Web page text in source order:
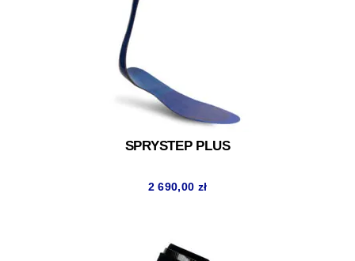
SPRYSTEP PLUS
2 690,00 zł